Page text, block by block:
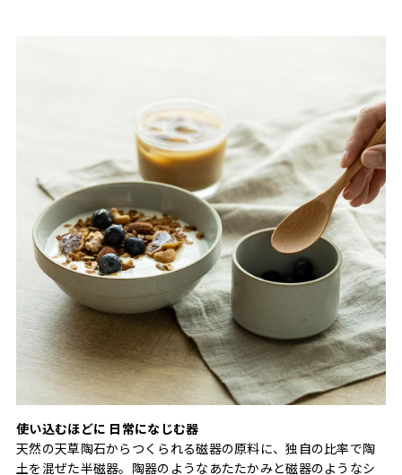
使い込むほどに 日常になじむ器
天然の天草陶石からつくられる磁器の原料に、独自の比率で陶
土を混ぜた半磁器。陶器のようなあたたかみと磁器のようなシ